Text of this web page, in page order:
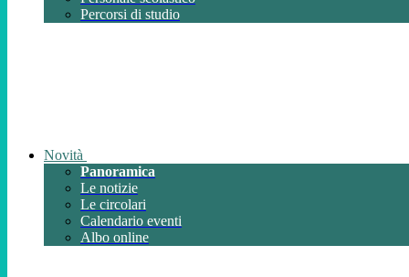
Percorsi di studio
Novità
Panoramica
Le notizie
Le circolari
Calendario eventi
Albo online